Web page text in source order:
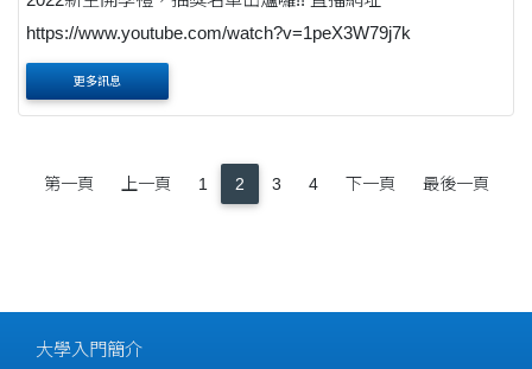
更多訊息
第一頁 上一頁 1 2 3 4 下一頁 最後一頁
大學入門簡介